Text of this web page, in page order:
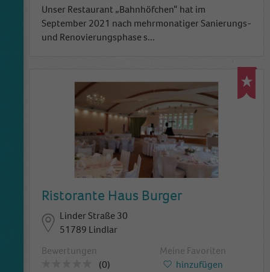
Unser Restaurant „Bahnhöfchen“ hat im
September 2021 nach mehrmonatiger Sanierungs-
und Renovierungsphase s...
Ristorante Haus Burger
Linder Straße 30
51789 Lindlar
Bewertungen
(0)
Meine Favoriten
hinzufügen